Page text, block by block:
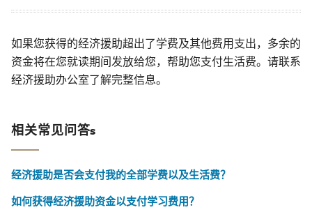
如果您获得的经济援助超出了学费及其他费用支出，多余的
资金将在您就读期间发放给您，帮助您支付生活费。请联系
经济援助办公室了解完整信息。
相关常见问答s
经济援助是否会支付我的全部学费以及生活费？
如何获得经济援助资金以支付学习费用？